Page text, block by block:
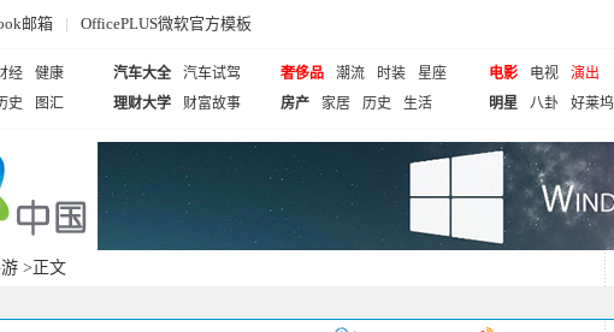
邮箱 | OfficePLUS微软官方模板
经
健康
史 图汇
汽车大全
汽车试驾
理财大学
财富故事
奢侈品 潮流 时装
星座
房产
家居 历史 生活
电影 电视
演出
明星
八卦 好莱坞
>正文